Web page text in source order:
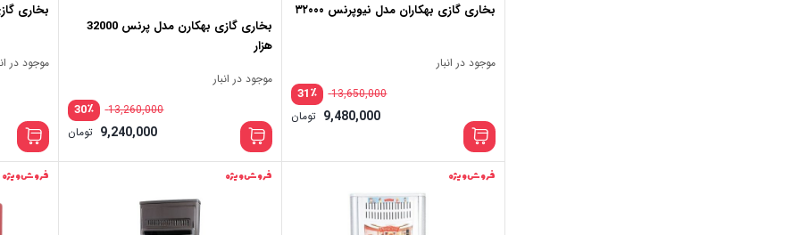
بخاری گازی بهکاران مدل نیوپرنس ۳۲۰۰۰
موجود در انبار
٪31 13,650,000
9,480,000 تومان
بخاری گازی بهکارن مدل پرنس 32000
هزار
موجود در انبار
٪30 13,260,000
9,240,000 تومان
بخاری گازی
موجود در
فروش ویژه فروش ویژه فروش ویژه